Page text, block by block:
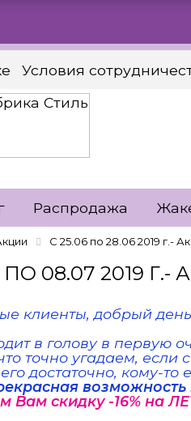
Условия
звонок
Распродажа
С 25.06 по 28.06 2019 г.-
ПО 08.07 2019
клиенты, добрый
в голову в первую
точно угадаем,
достаточно, кому-
возможность
Вам скидку -16% на